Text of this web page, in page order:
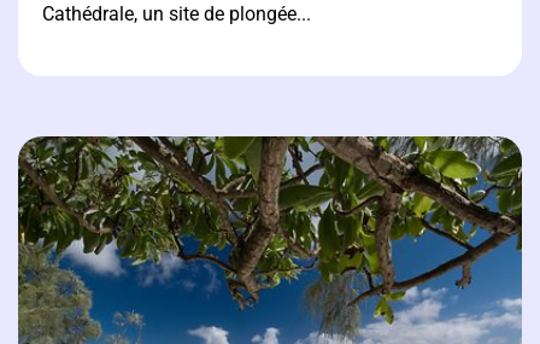
Cathédrale, un site de plongée...